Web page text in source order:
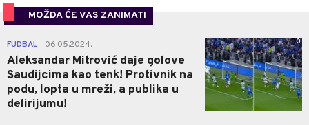
MOŽDA ĆE VAS ZANIMATI
FUDBAL 06.05.2024.
Aleksandar Mitrović daje golove
Saudijcima kao tenk! Protivnik na
podu, lopta u mreži, a publika u
delirijumu!
0